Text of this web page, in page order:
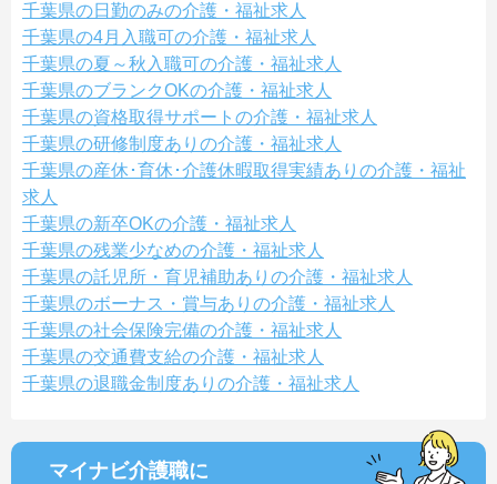
千葉県の日勤のみの介護・福祉求人
千葉県の4月入職可の介護・福祉求人
千葉県の夏～秋入職可の介護・福祉求人
千葉県のブランクOKの介護・福祉求人
千葉県の資格取得サポートの介護・福祉求人
千葉県の研修制度ありの介護・福祉求人
千葉県の産休･育休･介護休暇取得実績ありの介護・福祉
求人
千葉県の新卒OKの介護・福祉求人
千葉県の残業少なめの介護・福祉求人
千葉県の託児所・育児補助ありの介護・福祉求人
千葉県のボーナス・賞与ありの介護・福祉求人
千葉県の社会保険完備の介護・福祉求人
千葉県の交通費支給の介護・福祉求人
千葉県の退職金制度ありの介護・福祉求人
マイナビ介護職に